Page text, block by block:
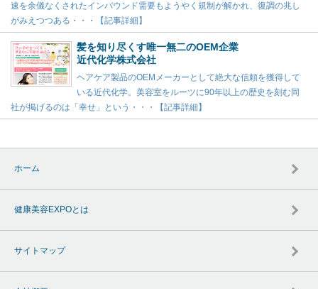
速を余儀なくされたインバウンド需要もようやく規制が解かれ、復調の兆し
がみえつつある・・・【記事詳細】
髪を知り尽くす唯一無二のOEM企業
近代化学株式会社
ヘアケア製品のOEMメーカーとして絶大な信頼を獲得して
いる近代化学。美容室をルーツに90年以上の歴史を刻む同
社が掲げるのは「幸せ」という・・・【記事詳細】
ホーム
健康美容EXPOとは
サイトマップ